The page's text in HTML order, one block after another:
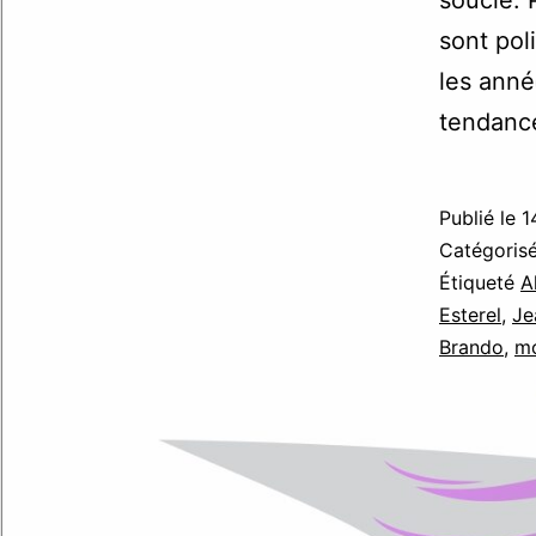
sont
les
Publié le
Étiqueté
Esterel,
Brando,